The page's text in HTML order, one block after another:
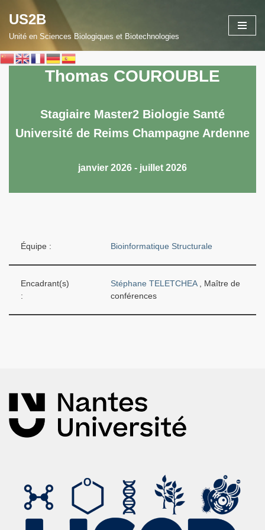
Aller
contenu
US2B
Unité en Sciences Biologiques et Biotechnologies
Thomas COUROUBLE
Stagiaire Master2 Biologie Santé
Université de Reims Champagne Ardenne
janvier 2026 - juillet 2026
Équipe : Bioinformatique Structurale
Encadrant(s)
:
Stéphane TELETCHEA , Maître de
conférences